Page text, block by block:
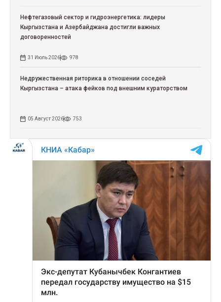
Нефтегазовый сектор и гидроэнергетика: лидеры
Кыргызстана и Азербайджана достигли важных
договоренностей
31 Июль 2026 978
Недружественная риторика в отношении соседей
Кыргызстана – атака фейков под внешним кураторством
05 Август 2026 753